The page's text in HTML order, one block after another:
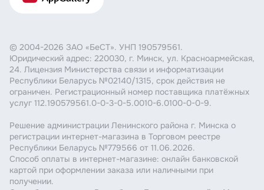
© 2004-2026 ЗАО «БеСТ». УНП 190579561.
Юридический адрес: 220030, г. Минск, ул. Красноармейская,
24. Лицензия Министерства связи и информатизации
Республики Беларусь №02140/1315, срок действия не
ограничен. Регистрационный номер поставщика платёжных
услуг 112.190579561.0-0-3-0-5.0010-6.0100-0-0-9.
Решение администрации Ленинского района г. Минска о
регистрации интернет-магазина в Торговом реестре
Республики Беларусь №779566 от 11.06.2026.
Способ оплаты в интернет-магазине: онлайн банковской
картой при оформлении заказа или наличными при
получении.